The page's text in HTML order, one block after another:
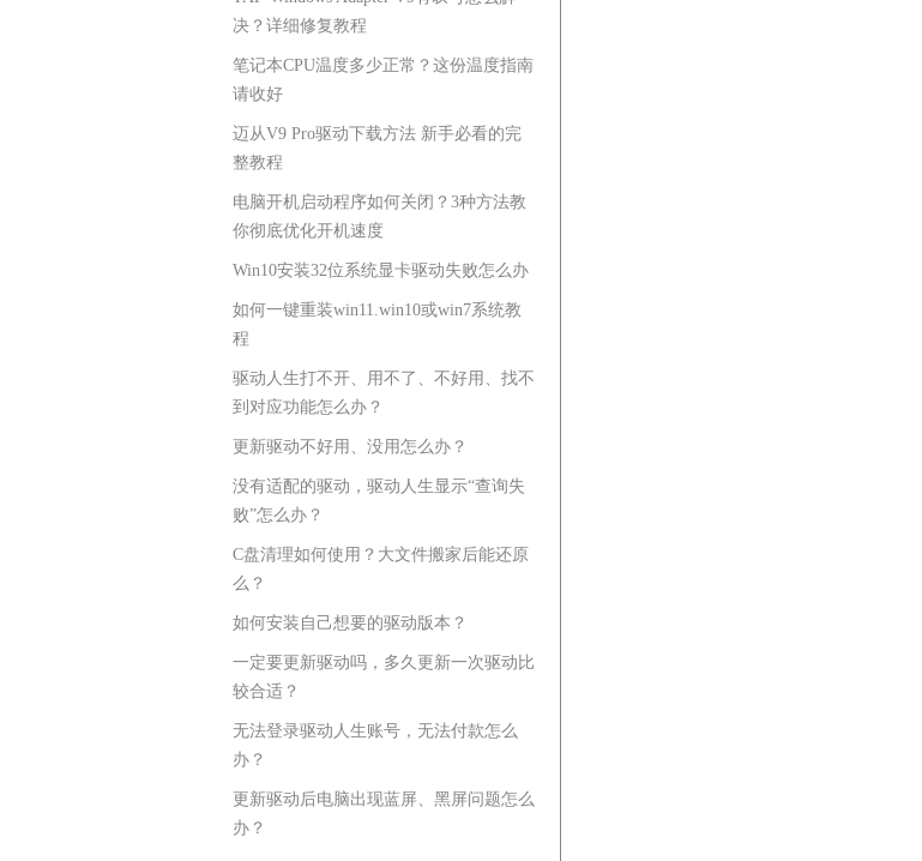
决？详细修复教程
笔记本CPU温度多少正常？这份温度指南
请收好
迈从V9 Pro驱动下载方法 新手必看的完
整教程
电脑开机启动程序如何关闭？3种方法教
你彻底优化开机速度
Win10安装32位系统显卡驱动失败怎么办
如何一键重装win11.win10或win7系统教
程
驱动人生打不开、用不了、不好用、找不
到对应功能怎么办？
更新驱动不好用、没用怎么办？
没有适配的驱动，驱动人生显示“查询失
败”怎么办？
C盘清理如何使用？大文件搬家后能还原
么？
如何安装自己想要的驱动版本？
一定要更新驱动吗，多久更新一次驱动比
较合适？
无法登录驱动人生账号，无法付款怎么
办？
更新驱动后电脑出现蓝屏、黑屏问题怎么
办？